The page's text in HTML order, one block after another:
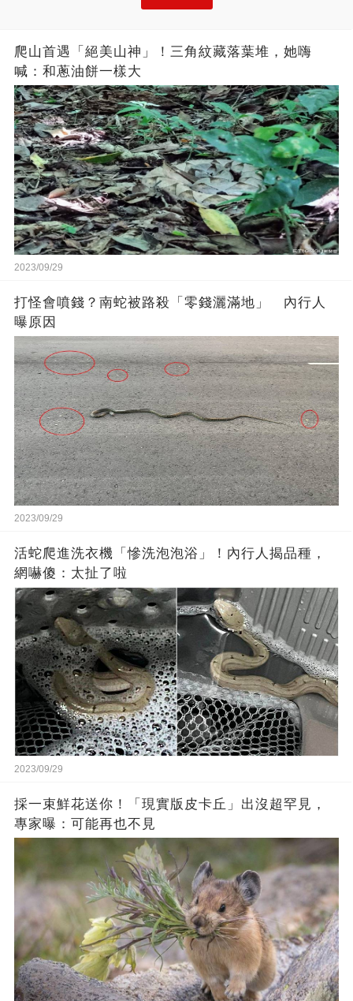
爬山首遇「絕美山神」！三角紋藏落葉堆，她嗨
喊：和蔥油餅一樣大
2023/09/29
打怪會噴錢？南蛇被路殺「零錢灑滿地」 內行人
曝原因
2023/09/29
活蛇爬進洗衣機「慘洗泡泡浴」！內行人揭品種，
網嚇傻：太扯了啦
2023/09/29
採一束鮮花送你！「現實版皮卡丘」出沒超罕見，
專家曝：可能再也不見